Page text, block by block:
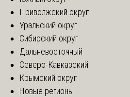
Приволжский округ
Уральский округ
Сибирский округ
Дальневосточный
Северо-Кавказский
Крымский округ
Новые регионы